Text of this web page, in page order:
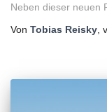
Neben dieser neuen
Von Tobias Reisky ,